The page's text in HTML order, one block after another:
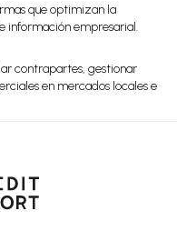
que optimizan la
información empresarial.
contrapartes, gestionar
en mercados locales e